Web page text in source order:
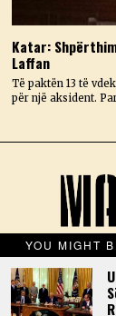
Katar:
Laffan
Të paktën 13 të
për një aksident.
YOU MIGHT